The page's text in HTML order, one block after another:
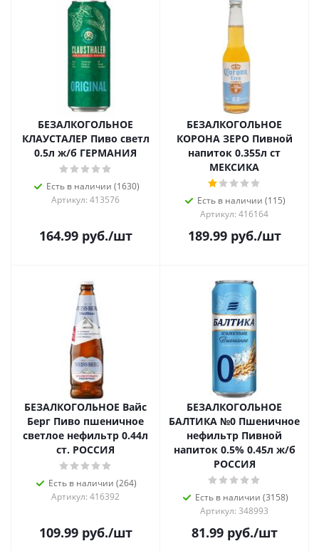
БЕЗАЛКОГОЛЬНОЕ
КЛАУСТАЛЕР Пиво светл
0.5л ж/б ГЕРМАНИЯ
Есть в наличии (1630)
Артикул: 413576
164.99руб./шт
БЕЗАЛКОГОЛЬНОЕ
КОРОНА ЗЕРО Пивной
напиток 0.355л ст
МЕКСИКА
Есть в наличии (115)
Артикул: 416164
189.99руб./шт
БЕЗАЛКОГОЛЬНОЕ Вайс
Берг Пиво пшеничное
светлое нефильтр 0.44л
ст. РОССИЯ
Есть в наличии (264)
Артикул: 416392
109.99руб./шт
БЕЗАЛКОГОЛЬНОЕ
БАЛТИКА №0 Пшеничное
нефильтр Пивной
напиток 0.5% 0.45л ж/б
РОССИЯ
Есть в наличии (3158)
Артикул: 348993
81.99руб./шт